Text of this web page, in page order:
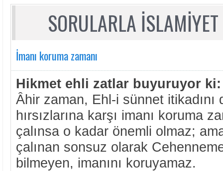
SORULARLA
İmanı koruma zamanı
Hikmet ehli zatlar buyuruyor ki:
Âhir zaman, Ehl-i sünnet itikadını
hırsızlarına karşı imanı koruma
çalınsa o kadar önemli olmaz;
çalınan sonsuz olarak
bilmeyen, imanını koruyamaz.